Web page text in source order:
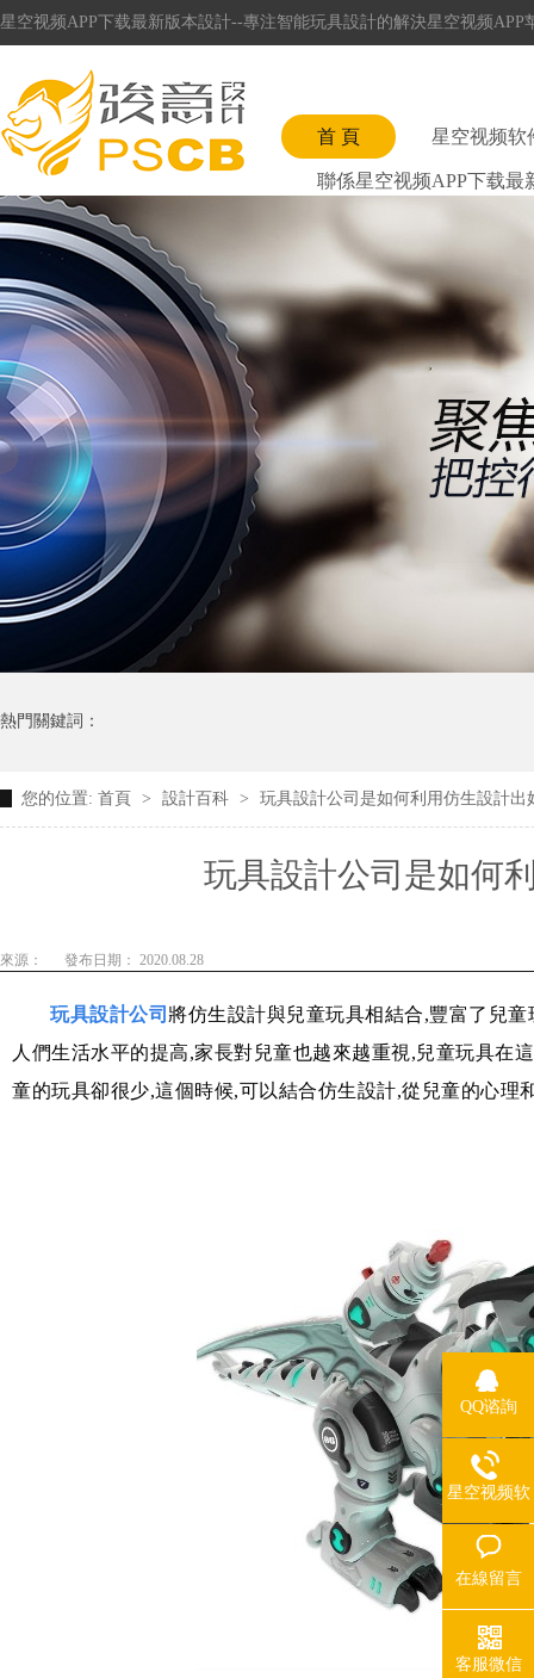
星空视频APP下载最新版本設計--專注智能玩具設計的解決星空视频APP
首 頁 星空视频软
聯係星空视频APP下载最
熱門關鍵詞：
您的位置: 首頁 > 設計百科 > 玩具設計公司是如何利用仿生設計出好
玩具設計公司是如何
來源： 發布日期： 2020.08.28
玩具設計公司 將仿生設計與兒童玩具相結合,豐富了兒
人們生活水平的提高,家長對兒童也越來越重視,兒童玩具在
童的玩具卻很少,這個時候,可以結合仿生設計,從兒童的心理
QQ谘詢
星空视频软
熱線
在線留言
客服微信